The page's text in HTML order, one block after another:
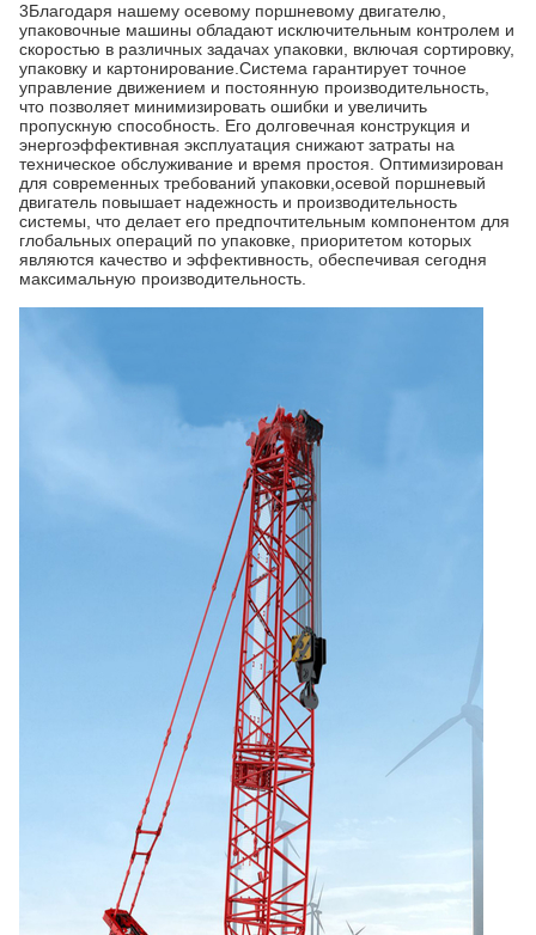
3Благодаря нашему осевому поршневому двигателю,
упаковочные машины обладают исключительным контролем и
скоростью в различных задачах упаковки, включая сортировку,
упаковку и картонирование.Система гарантирует точное
управление движением и постоянную производительность,
что позволяет минимизировать ошибки и увеличить
пропускную способность. Его долговечная конструкция и
энергоэффективная эксплуатация снижают затраты на
техническое обслуживание и время простоя. Оптимизирован
для современных требований упаковки,осевой поршневый
двигатель повышает надежность и производительность
системы, что делает его предпочтительным компонентом для
глобальных операций по упаковке, приоритетом которых
являются качество и эффективность, обеспечивая сегодня
максимальную производительность.